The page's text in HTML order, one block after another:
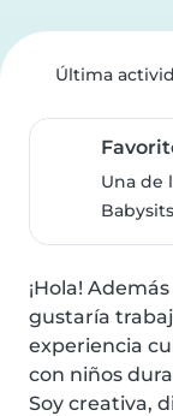
Última
Una de
¡Hola!
gustaría
experiencia
con niños
Soy creativa,